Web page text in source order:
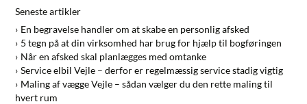
Seneste artikler
En begravelse handler om at skabe en personlig afsked
5 tegn på at din virksomhed har brug for hjælp til bogføringen
Når en afsked skal planlægges med omtanke
Service elbil Vejle – derfor er regelmæssig service stadig vigtig
Maling af vægge Vejle – sådan vælger du den rette maling til
hvert rum